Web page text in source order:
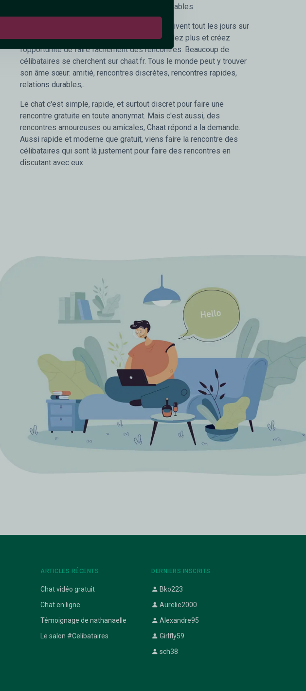
franchir le pas et créer des rencontres inoubliables.
Beaucoup de personnalités sympathiques arrivent tout les jours sur
notre site de rencontre gratuite. Alors n'attendez plus et créez
l’opportunité de faire facilement des rencontres. Beaucoup de
célibataires se cherchent sur chaat.fr. Tous le monde peut y trouver
son âme sœur: amitié, rencontres discrètes, rencontres rapides,
relations durables,..
Le chat c'est simple, rapide, et surtout discret pour faire une
rencontre gratuite en toute anonymat. Mais c'est aussi, des
rencontres amoureuses ou amicales, Chaat répond a la demande.
Aussi rapide et moderne que gratuit, viens faire la rencontre des
célibataires qui sont là justement pour faire des rencontres en
discutant avec eux.
ARTICLES RÉCENTS
Chat vidéo gratuit
Chat en ligne
Témoignage de nathanaelle
Le salon #Celibataires
DERNIERS INSCRITS
Bko223
Aurelie2000
Alexandre95
Girlfly59
sch38